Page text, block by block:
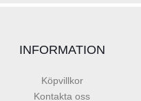
INFORMATION
Köpvillkor
Kontakta oss